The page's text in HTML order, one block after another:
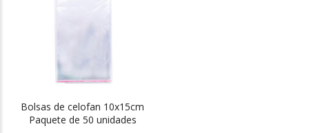
Bolsas de celofan 10x15cm
Paquete de 50 unidades